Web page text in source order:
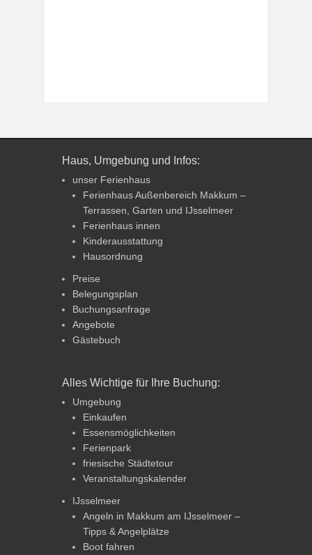
Haus, Umgebung und Infos:
unser Ferienhaus
Ferienhaus Außenbereich Makkum –
Terrassen, Garten und IJsselmeer
Ferienhaus innen
Kinderausstattung
Hausordnung
Preise
Belegungsplan
Buchungsanfrage
Angebote
Gästebuch
Alles Wichtige für Ihre Buchung:
Umgebung
Einkaufen
Essensmöglichkeiten
Ferienpark
friesische Städtetour
Veranstaltungskalender
IJsselmeer
Angeln in Makkum am IJsselmeer –
Tipps & Angelplätze
Boot fahren